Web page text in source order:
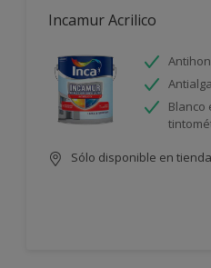
Incamur Acrilico
Blanco
Sólo disponible en tienda